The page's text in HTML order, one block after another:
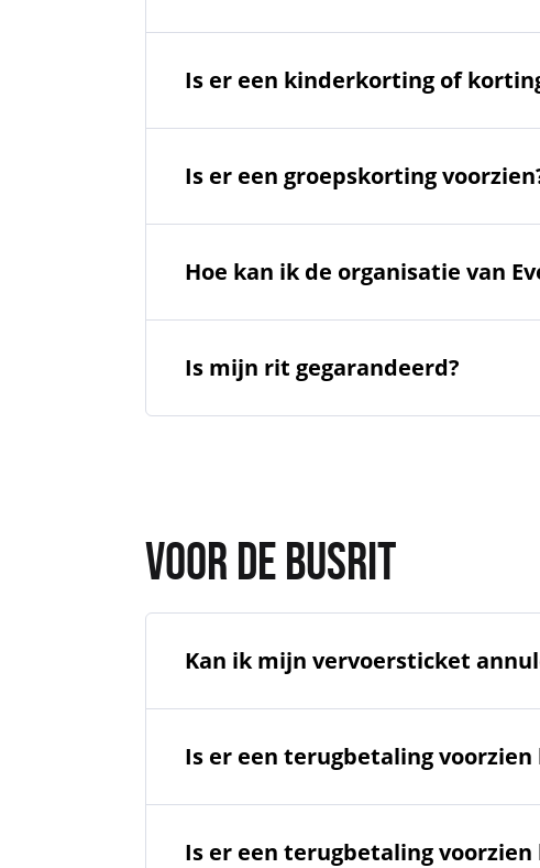
Is er een kinderkorting of
Is er een groepskorting
Hoe kan ik de organisatie van
Is mijn rit gegarandeerd?
VOOR DE BUSRIT
Kan ik mijn vervoersticket
Is er een terugbetaling voorzien
Is er een terugbetaling